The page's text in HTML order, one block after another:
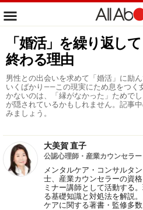
「婚活」を繰り返し
終わる理由
男性との出会いを求めて「婚活」に励
いくばかり――この現実にため息をつく
かないのは、「縁がなかった」ためで
が隠されているかもしれません。記事
みましょう。
大美賀 直子
公認心理師・産業カウンセラ
メンタルケア・コンサルタ
士、産業カウンセラーの資
ミナー講師として活動する
る基礎知識と対処法を解説
ケアに関する著書・監修多数